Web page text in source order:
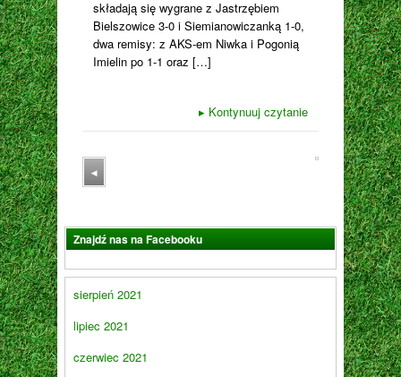
składają się wygrane z Jastrzębiem
Bielszowice 3-0 i Siemianowiczanką 1-0,
dwa remisy: z AKS-em Niwka i Pogonią
Imielin po 1-1 oraz […]
▸ Kontynuuj czytanie
◂
Znajdź nas na Facebooku
sierpień 2021
lipiec 2021
czerwiec 2021